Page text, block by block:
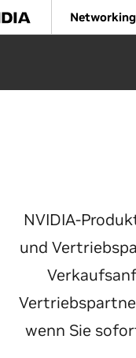
Networking
NVIDIA-
und
wenn Sie